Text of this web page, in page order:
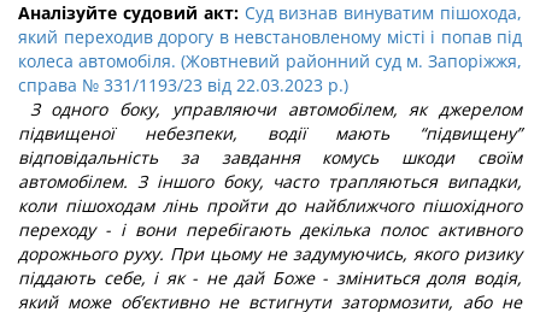
Аналізуйте судовий акт: Суд визнав винуватим пішохода,
який переходив дорогу в невстановленому місті і попав під
колеса автомобіля. (Жовтневий районний суд м. Запоріжжя,
справа № 331/1193/23 від 22.03.2023 р.)
З одного боку, управляючи автомобілем, як джерелом
підвищеної небезпеки, водії мають “підвищену”
відповідальність за завдання комусь шкоди своїм
автомобілем. З іншого боку, часто трапляються випадки,
коли пішоходам лінь пройти до найближчого пішохідного
переходу - і вони перебігають декілька полос активного
дорожнього руху. При цьому не задумуючись, якого ризику
піддають себе, і як - не дай Боже - зміниться доля водія,
який може об’єктивно не встигнути затормозити, або не